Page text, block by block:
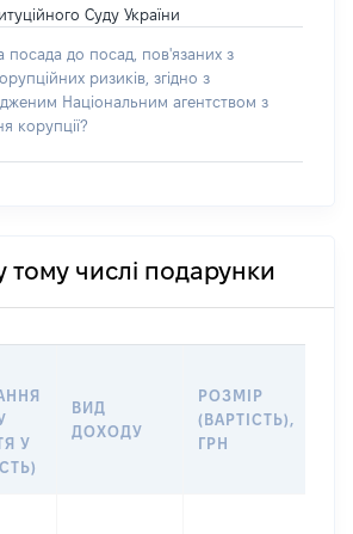
Суду України
до посад, пов'язаних з
ризиків, згідно з
Національним агентством з
корупції?
тому числі подарунки
У
ВИД
ДОХОДУ
РОЗМІР
(ВАРТІСТЬ),
ГРН